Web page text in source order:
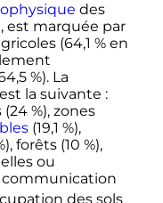
des
est marquée par
(64,1 % en
%). La
la suivante :
(24 %), zones
(19,1 %),
forêts (10 %),
ou
communication
des sols